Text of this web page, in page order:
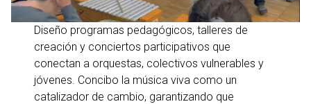
Diseño programas pedagógicos, talleres de
creación y conciertos participativos que
conectan a orquestas, colectivos vulnerables y
jóvenes. Concibo la música viva como un
catalizador de cambio, garantizando que